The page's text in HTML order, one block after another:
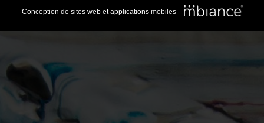
Conception de sites web et applications mobiles